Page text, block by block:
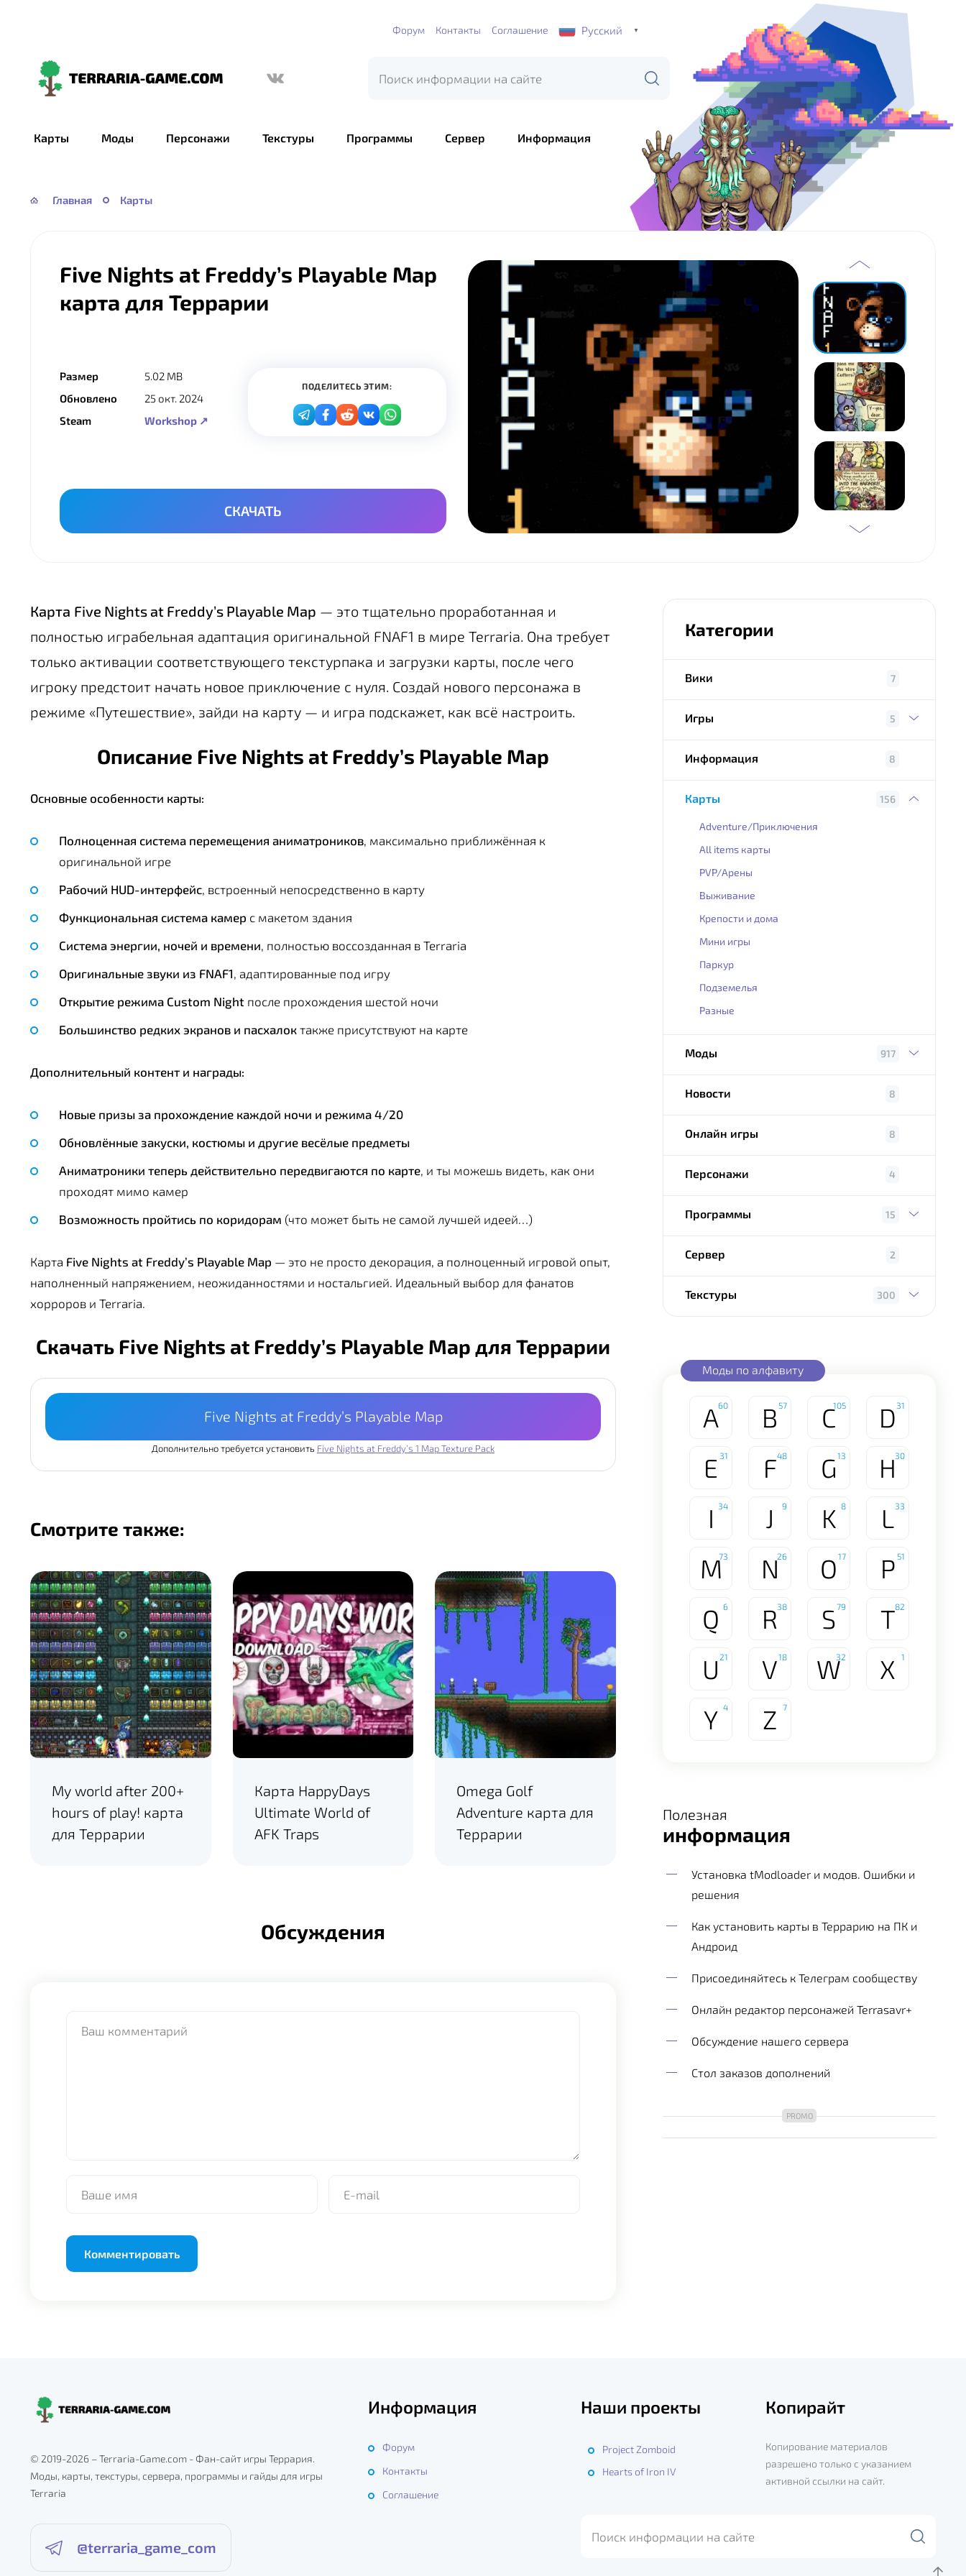
Форум Контакты Соглашение Русский ▼
Terraria-
Карты Моды Персонажи Текстуры Программы Сервер Информация
Главная Карты
Five Nights at Freddy’s Playable Map
карта для Террарии
Размер
5.02 MB
Обновлено
25 окт. 2024
Steam
Workshop ↗
ПОДЕЛИТЕСЬ ЭТИМ:
СКАЧАТЬ
Карта Five Nights at Freddy’s Playable Map — это тщательно проработанная и
полностью играбельная адаптация оригинальной FNAF1 в мире Terraria. Она требует
только активации соответствующего текстурпака и загрузки карты, после чего
игроку предстоит начать новое приключение с нуля. Создай нового персонажа в
режиме «Путешествие», зайди на карту — и игра подскажет, как всё настроить.
Описание Five Nights at Freddy’s Playable Map
Основные особенности карты:
Полноценная система перемещения аниматроников, максимально приближённая к
оригинальной игре
Рабочий HUD-интерфейс, встроенный непосредственно в карту
Функциональная система камер с макетом здания
Система энергии, ночей и времени, полностью воссозданная в Terraria
Оригинальные звуки из FNAF1, адаптированные под игру
Открытие режима Custom Night после прохождения шестой ночи
Большинство редких экранов и пасхалок также присутствуют на карте
Дополнительный контент и награды:
Новые призы за прохождение каждой ночи и режима 4/20
Обновлённые закуски, костюмы и другие весёлые предметы
Аниматроники теперь действительно передвигаются по карте, и ты можешь видеть, как они
проходят мимо камер
Возможность пройтись по коридорам (что может быть не самой лучшей идеей…)
Карта Five Nights at Freddy’s Playable Map — это не просто декорация, а полноценный игровой опыт,
наполненный напряжением, неожиданностями и ностальгией. Идеальный выбор для фанатов
хорроров и Terraria.
Скачать Five Nights at Freddy’s Playable Map для Террарии
Five Nights at Freddy’s Playable Map
Дополнительно требуется установить Five Nights at Freddy’s 1 Map Texture Pack
Смотрите также:
My world after 200+
hours of play! карта
для Террарии
Карта HappyDays
Ultimate World of
AFK Traps
Omega Golf
Adventure карта для
Террарии
Обсуждения
Категории
Вики 7
Игры 5
Информация 8
Карты 156
Adventure/Приключения
All items карты
PVP/Арены
Выживание
Крепости и дома
Мини игры
Паркур
Подземелья
Разные
Моды 917
Новости 8
Онлайн игры 8
Персонажи 4
Программы 15
Сервер 2
Текстуры 300
Моды по алфавиту
A60 B 57 C105 D 31
E 31 F48 G 13 H30
I 34 J 9 K 8 L 33
M73 N26 O 17 P 51
Q 6 R38 S79 T82
U 21 V18 W32 X 1
Y 4 Z 7
Полезная
информация
Установка tModloader и модов. Ошибки и
решения
Как установить карты в Террарию на ПК и
Андроид
Присоединяйтесь к Телеграм сообществу
Онлайн редактор персонажей Terrasavr+
Обсуждение нашего сервера
Стол заказов дополнений
© 2019-2026 – Terraria-Game.com - Фан-сайт игры Террария.
Моды, карты, текстуры, сервера, программы и гайды для игры
Terraria
@terraria_game_com
Информация
Форум
Контакты
Соглашение
Наши проекты
Project Zomboid
Hearts of Iron IV
Копирайт
Копирование материалов
разрешено только с указанием
активной ссылки на сайт.